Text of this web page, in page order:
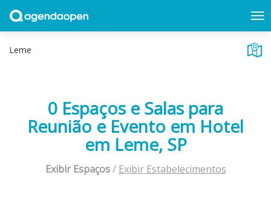
0 Espaços e Salas para
Reunião e Evento em Hotel
em Leme, SP
Exibir Espaços/ Exibir Estabelecimentos